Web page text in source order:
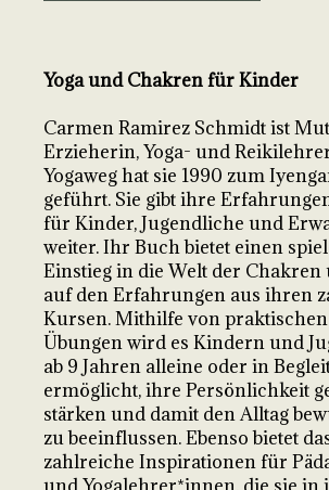
Yoga und Chakren für Kinder
Carmen Ramirez Schmidt ist
Erzieherin, Yoga- und
Yogaweg hat sie 1990 zum
geführt. Sie gibt ihre
für Kinder, Jugendliche und
weiter. Ihr Buch bietet einen
Einstieg in die Welt der Chakren
auf den Erfahrungen aus ihren
Kursen. Mithilfe von praktischen
Übungen wird es Kindern und
ab 9 Jahren alleine oder in
ermöglicht, ihre Persönlichkeit
stärken und damit den Alltag
zu beeinflussen. Ebenso bietet
zahlreiche Inspirationen für